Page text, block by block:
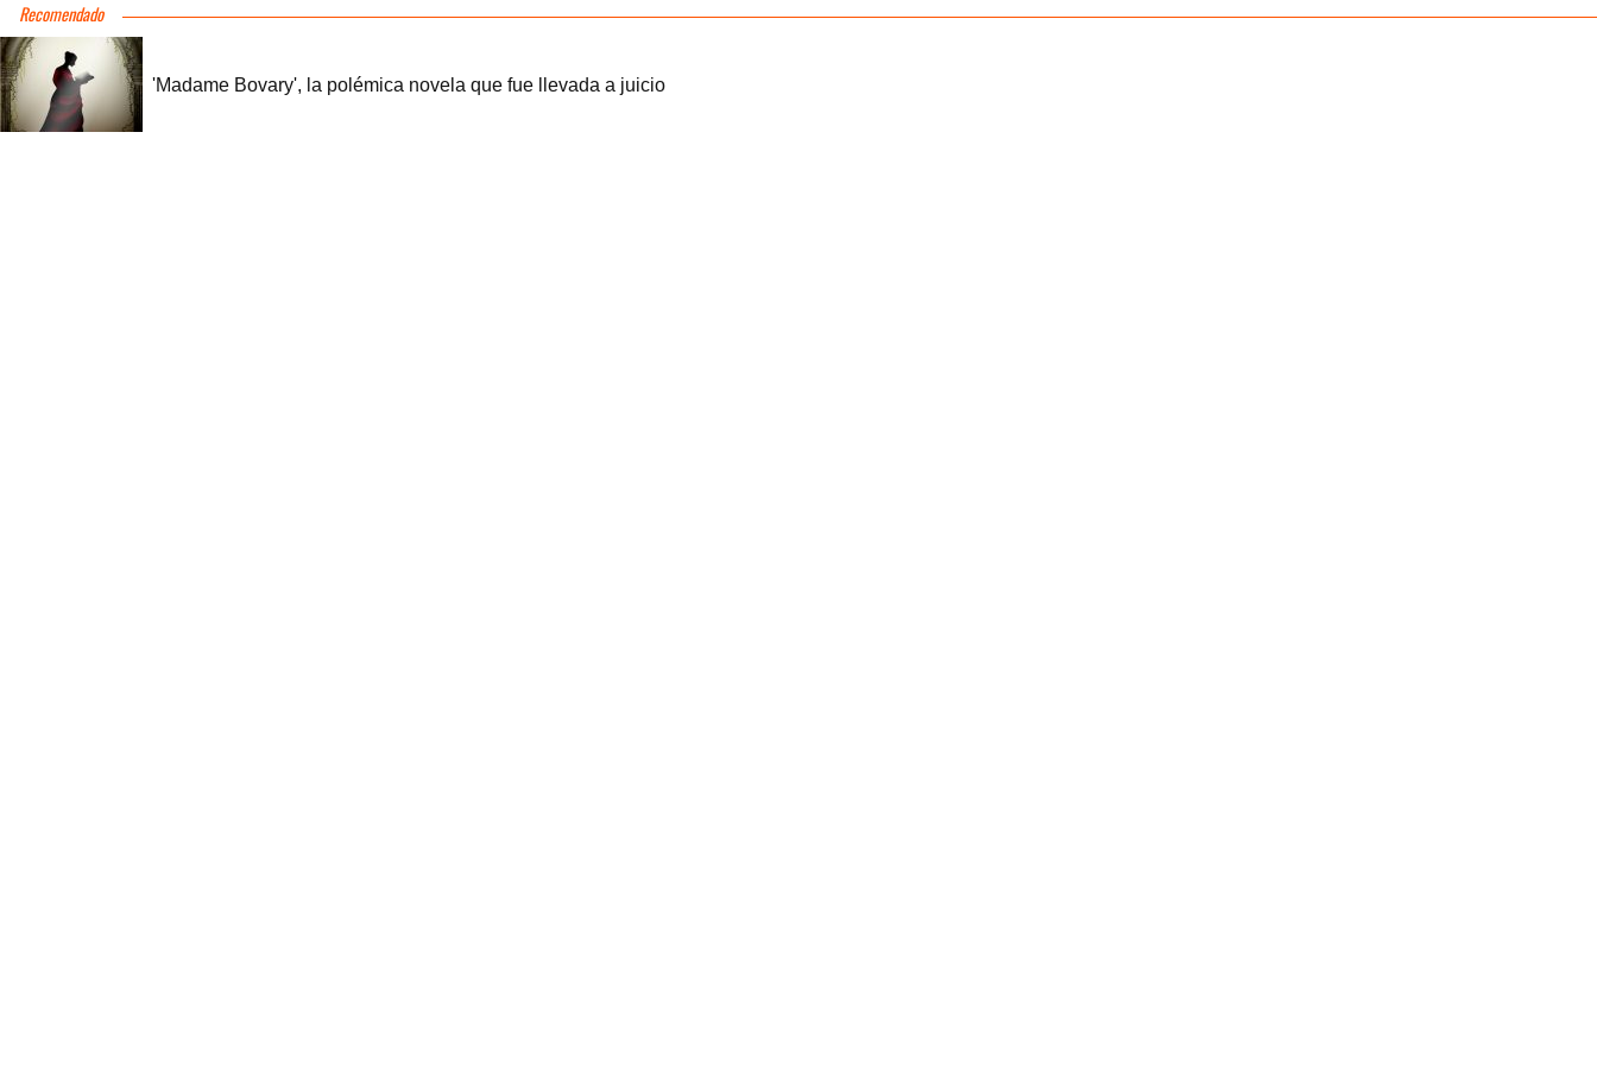
Recomendado
'Madame Bovary', la polémica novela que fue llevada a juicio